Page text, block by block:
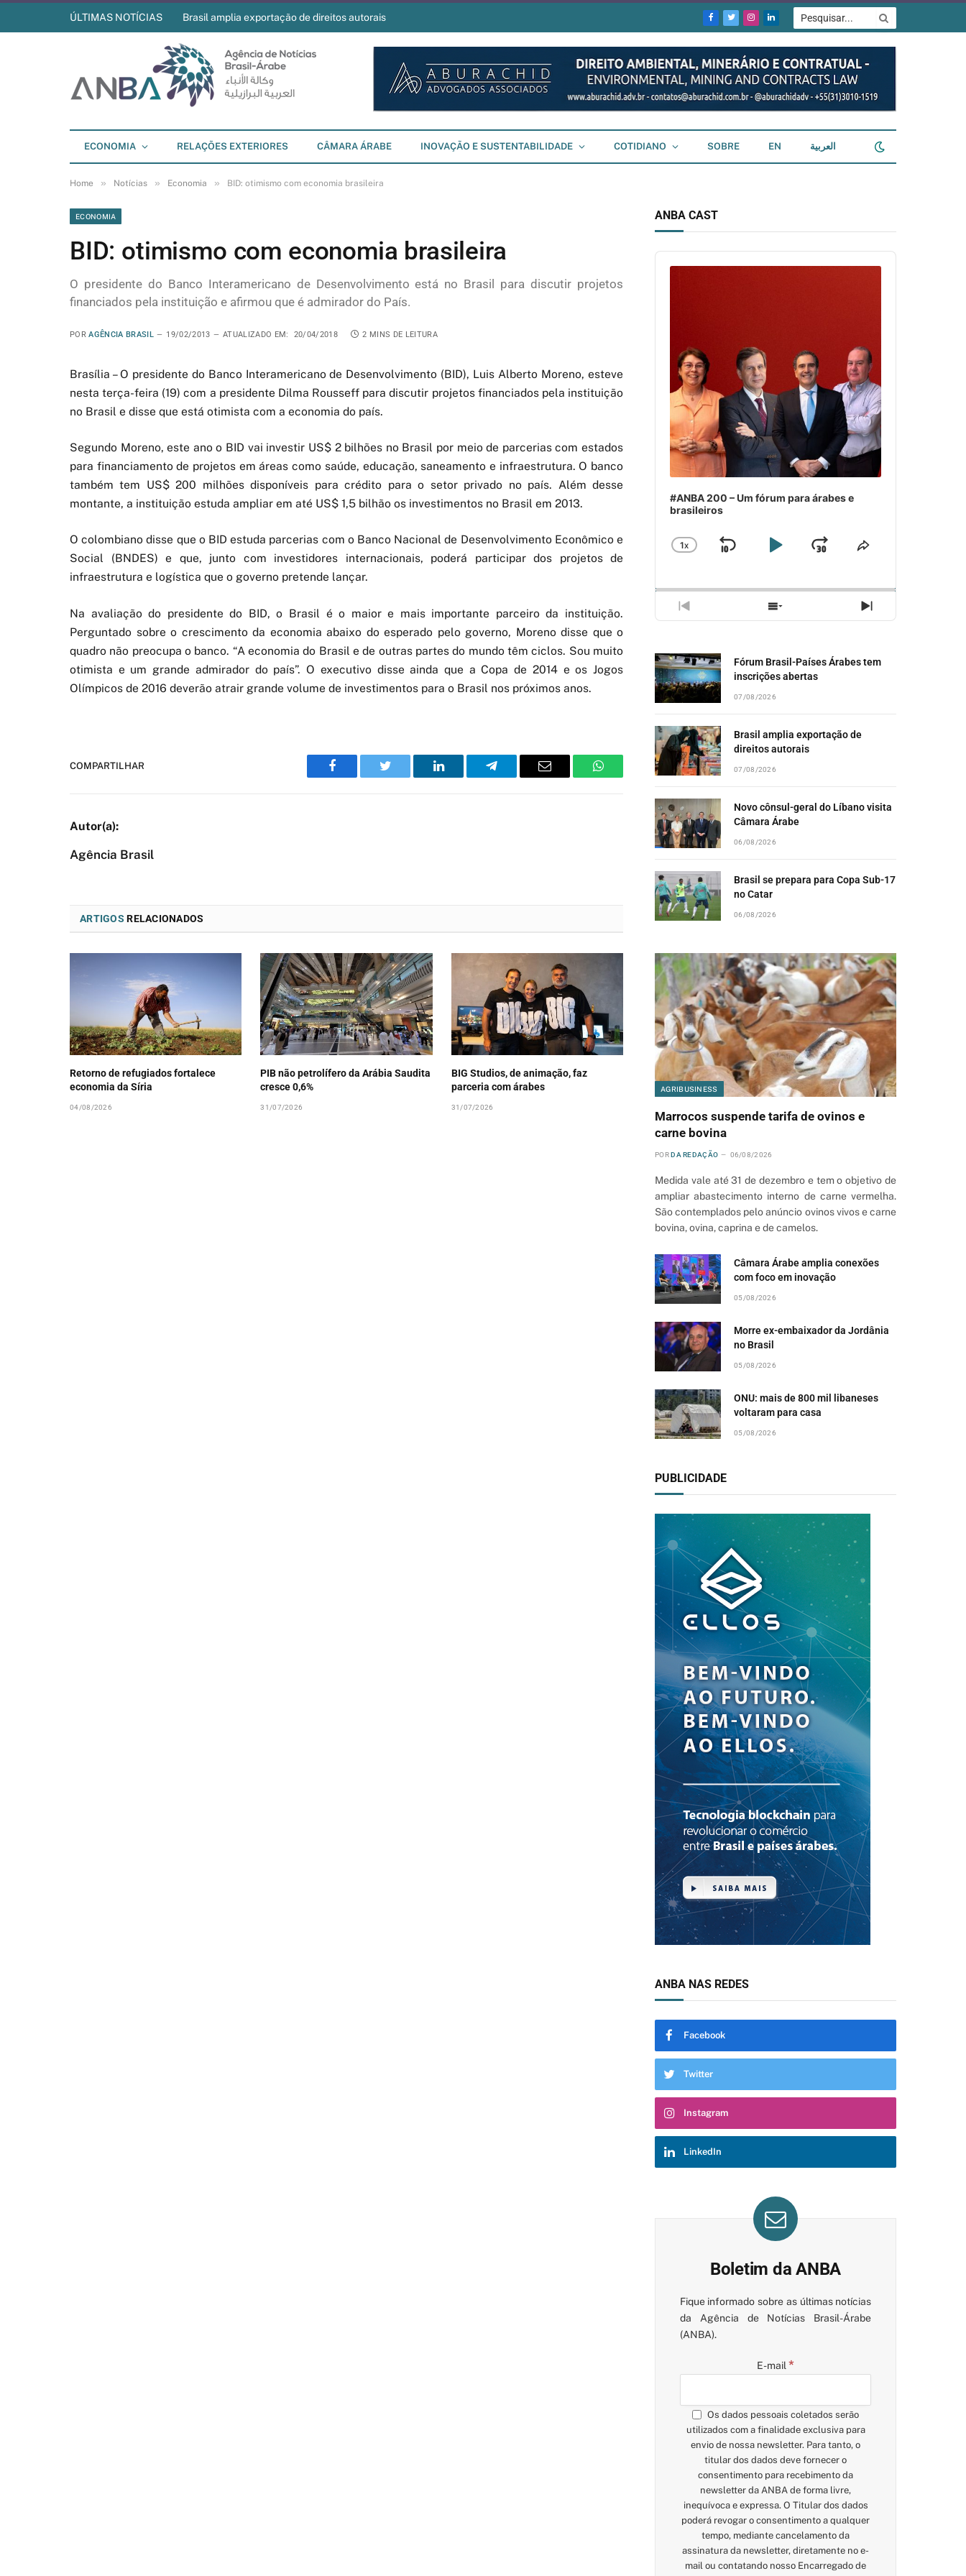
ÚLTIMAS NOTÍCIAS Brasil amplia exportação de direitos autorais
Facebook
TwitterInstagram
LinkedIn
ECONOMIA RELAÇÕES EXTERIORES CÂMARA ÁRABE INOVAÇÃO E SUSTENTABILIDADE COTIDIANO SOBRE EN العربية
Home » Notícias » Economia » BID: otimismo com economia brasileira
ECONOMIA
BID: otimismo com economia brasileira
O presidente do Banco Interamericano de Desenvolvimento está no Brasil para discutir projetos
financiados pela instituição e afirmou que é admirador do País.
POR AGÊNCIA BRASIL 19/02/2013 ATUALIZADO EM: 20/04/2018 2 MINS DE LEITURA
Brasília – O presidente do Banco Interamericano de Desenvolvimento (BID), Luis Alberto Moreno, esteve
nesta terça-feira (19) com a presidente Dilma Rousseff para discutir projetos financiados pela instituição
no Brasil e disse que está otimista com a economia do país.
Segundo Moreno, este ano o BID vai investir US$ 2 bilhões no Brasil por meio de parcerias com estados
para financiamento de projetos em áreas como saúde, educação, saneamento e infraestrutura. O banco
também tem US$ 200 milhões disponíveis para crédito para o setor privado no país. Além desse
montante, a instituição estuda ampliar em até US$ 1,5 bilhão os investimentos no Brasil em 2013.
O colombiano disse que o BID estuda parcerias com o Banco Nacional de Desenvolvimento Econômico e
Social (BNDES) e que, junto com investidores internacionais, poderá participar dos projetos de
infraestrutura e logística que o governo pretende lançar.
Na avaliação do presidente do BID, o Brasil é o maior e mais importante parceiro da instituição.
Perguntado sobre o crescimento da economia abaixo do esperado pelo governo, Moreno disse que o
quadro não preocupa o banco. “A economia do Brasil e de outras partes do mundo têm ciclos. Sou muito
otimista e um grande admirador do país”. O executivo disse ainda que a Copa de 2014 e os Jogos
Olímpicos de 2016 deverão atrair grande volume de investimentos para o Brasil nos próximos anos.
COMPARTILHAR
Facebook Twitter LinkedIn Telegram Email WhatsApp
Agência Brasil
ARTIGOS RELACIONADOS
Retorno de refugiados fortalece
economia da Síria
04/08/2026
PIB não petrolífero da Arábia Saudita
cresce 0,6%
31/07/2026
BIG Studios, de animação, faz
parceria com árabes
31/07/2026
ANBA CAST
Audio
Player
#ANBA 200 – Um fórum para árabes e
brasileiros
CHANGE
1X
SKIPPLAYJUMP
PREVIOUS
EPISODE
SHOW
EPISODES
NEXT
EPISODE
Fórum Brasil-Países Árabes tem
inscrições abertas
07/08/2026
Brasil amplia exportação de
direitos autorais
07/08/2026
Novo cônsul-geral do Líbano visita
Câmara Árabe
06/08/2026
Brasil se prepara para Copa Sub-17
no Catar
06/08/2026
AGRIBUSINESS
Marrocos suspende tarifa de ovinos e
carne bovina
POR DA REDAÇÃO 06/08/2026
Medida vale até 31 de dezembro e tem o objetivo de
ampliar abastecimento interno de carne vermelha.
São contemplados pelo anúncio ovinos vivos e carne
bovina, ovina, caprina e de camelos.
Câmara Árabe amplia conexões
com foco em inovação
05/08/2026
Morre ex-embaixador da Jordânia
no Brasil
05/08/2026
ONU: mais de 800 mil libaneses
voltaram para casa
05/08/2026
PUBLICIDADE
ANBA NAS REDES
Facebook
Twitter
Instagram
LinkedIn
Boletim da ANBA
Fique informado sobre as últimas notícias
da Agência de Notícias Brasil-Árabe
(ANBA).
E-mail *
Os dados pessoais coletados serão
utilizados com a finalidade exclusiva para
envio de nossa newsletter. Para tanto, o
titular dos dados deve fornecer o
consentimento para recebimento da
newsletter da ANBA de forma livre,
inequívoca e expressa. O Titular dos dados
poderá revogar o consentimento a qualquer
tempo, mediante cancelamento da
assinatura da newsletter, diretamente no e-
mail ou contatando nosso Encarregado de